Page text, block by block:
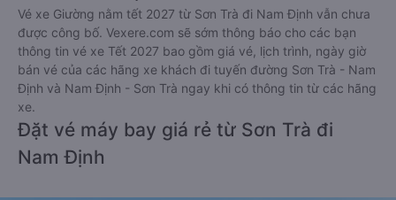
Vé xe Giường nằm tết 2027 từ Sơn Trà đi Nam Định vẫn chưa
được công bố. Vexere.com sẽ sớm thông báo cho các bạn
thông tin vé xe Tết 2027 bao gồm giá vé, lịch trình, ngày giờ
bán vé của các hãng xe khách đi tuyến đường Sơn Trà - Nam
Định và Nam Định - Sơn Trà ngay khi có thông tin từ các hãng
xe.
Đặt vé máy bay giá rẻ từ Sơn Trà đi
Nam Định